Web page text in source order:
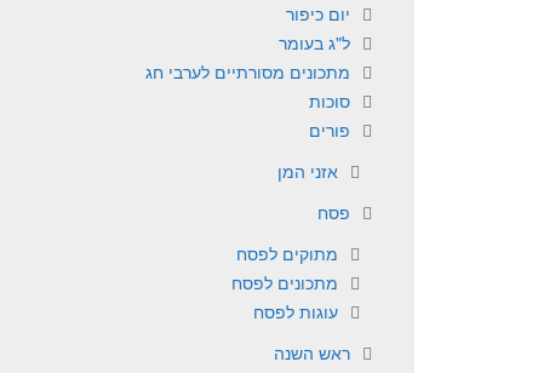
יום כיפור
ל"ג בעומר
מתכונים מסורתיים לערבי חג
סוכות
פורים
אזני המן
פסח
מתוקים לפסח
מתכונים לפסח
עוגות לפסח
ראש השנה